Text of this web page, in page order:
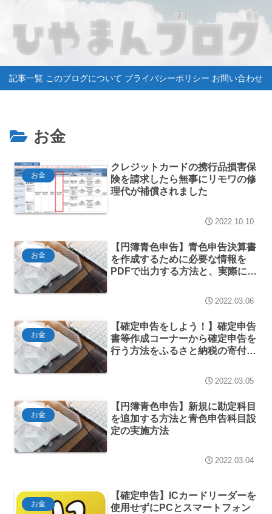
記事一覧 このブログについて プライバシーポリシー お問い合わせ
お金
お金
クレジットカードの携行品損害保
険を請求したら無事にリモワの修
理代が補償されました
2022.10.10
お金
【円簿青色申告】青色申告決算書
を作成するために必要な情報を
PDFで出力する方法と、実際に確
決算書を作成する方法【個人事
2022.03.06
お金
【確定申告をしよう！】確定申告
書等作成コーナーから確定申告を
行う方法をふるさと納税の寄付金
2022.03.05
お金
【円簿青色申告】新規に勘定科目
を追加する方法と青色申告科目設
定の実施方法
2022.03.04
お金
【確定申告】ICカードリーダーを
使用せずにPCとスマートフォン